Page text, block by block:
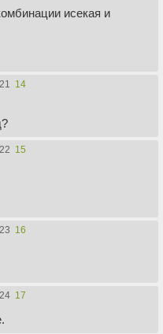
исекая и
14
15
16
17